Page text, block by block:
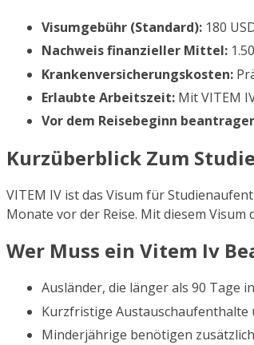
Visumgebühr (Standard): 180
Nachweis finanzieller Mittel:
Krankenversicherungskosten:
Erlaubte Arbeitszeit: Mit VITEM
Vor dem Reisebeginn
Kurzüberblick Zum
VITEM IV ist das Visum für
Monate vor der Reise. Mit diesem
Wer Muss ein Vitem Iv
Ausländer, die länger als 90 Tage
Kurzfristige
Minderjährige benötigen